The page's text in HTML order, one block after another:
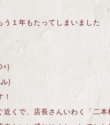
う１年もたってしまいました
)
近くで、店長さんいわく「二